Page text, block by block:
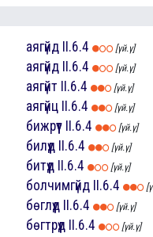
аягүйд II.6.4 [үй.ү]
аягүйд II.6.4 [үй.ү]
аягүйт II.6.4 [үй.ү]
аягүйц II.6.4 [үй.ү]
бижрүүт II.6.4 [үй.ү]
билүүд II.6.4 [үй.ү]
битүүд II.6.4 [үй.ү]
болчимгүйд II.6.4
бөглүүд II.6.4 [үй.ү]
бөгтрүүд II.6.4 [үй.ү]